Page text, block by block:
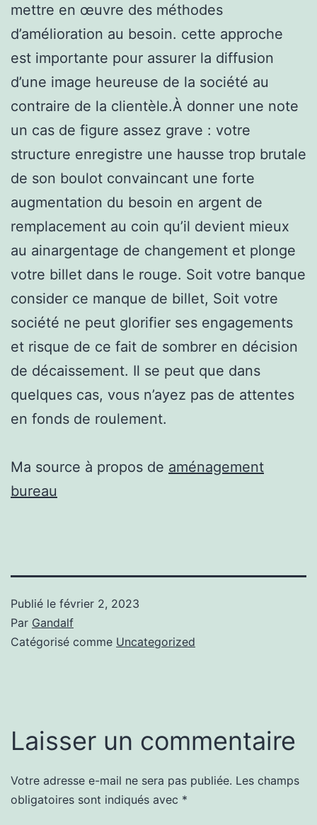
mettre en œuvre des méthodes
d’amélioration au besoin. cette approche
est importante pour assurer la diffusion
d’une image heureuse de la société au
contraire de la clientèle.À donner une note
un cas de figure assez grave : votre
structure enregistre une hausse trop brutale
de son boulot convaincant une forte
augmentation du besoin en argent de
remplacement au coin qu’il devient mieux
au ainargentage de changement et plonge
votre billet dans le rouge. Soit votre banque
consider ce manque de billet, Soit votre
société ne peut glorifier ses engagements
et risque de ce fait de sombrer en décision
de décaissement. Il se peut que dans
quelques cas, vous n’ayez pas de attentes
en fonds de roulement.
Ma source à propos de aménagement
bureau
Publié le février 2, 2023
Par Gandalf
Catégorisé comme Uncategorized
Laisser un commentaire
Votre adresse e-mail ne sera pas publiée. Les champs
obligatoires sont indiqués avec *